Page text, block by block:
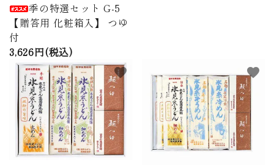
季の特選セット G-5
【贈答用 化粧箱入】 つゆ
付
3,626円(税込)
favorite favorite